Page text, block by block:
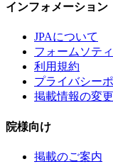
インフォメーション
JPAについて
フォームソテ
利用規約
プライバシー
掲載情報の変
院様向け
掲載のご案内